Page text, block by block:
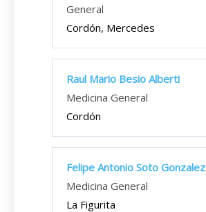
General
Cordón, Mercedes
Raul Mario Besio Alberti
Medicina General
Cordón
Felipe Antonio Soto Gonzalez
Medicina General
La Figurita